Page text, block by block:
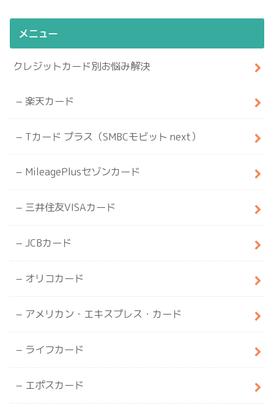
メニュー
クレジットカード別お悩み解決
楽天カード
Tカード プラス（SMBCモビット next）
MileagePlusセゾンカード
三井住友VISAカード
JCBカード
オリコカード
アメリカン・エキスプレス・カード
ライフカード
エポスカード